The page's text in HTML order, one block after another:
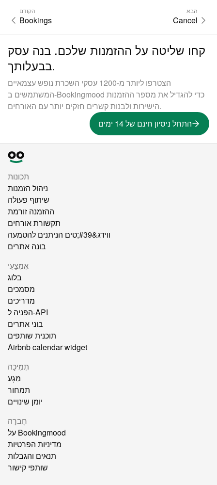
הקודם
Bookings
הבא
Cancel
קחו שליטה על ההזמנות שלכם. בנה עסק
בבעלותך.
הצטרפו ליותר מ-1200 עסקי השכרת נופש עצמאיים
המשתמשים ב-Bookingmood כדי להגדיל את מספר ההזמנות
הישירות ולבנות קשרים חזקים יותר עם האורחים.
התחל ניסיון חינם של 14 ימים
תכונות
ניהול הזמנות
שיתוף פעולה
ההזמנה זורמת
תקשורת אורחים
ווידג&#39;טים הניתנים להטמעה
בונה אתרים
אֶמְצָעִי
בלוג
מסמכים
מדריכים
הפניה ל-API
בוני אתרים
תוכנית שותפים
Airbnb calendar widget
תְמִיכָה
מַגָע
תמחור
יומן שינויים
חֶברָה
על Bookingmood
מדיניות הפרטיות
תנאים והגבלות
שותפי קישור